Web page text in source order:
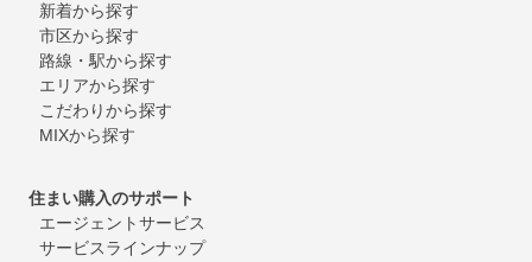
新着から探す
市区から探す
路線・駅から探す
エリアから探す
こだわりから探す
MIXから探す
住まい購入のサポート
エージェントサービス
サービスラインナップ